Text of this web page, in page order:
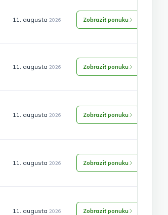
11. augusta 2026 Zobraziť ponuku
11. augusta 2026 Zobraziť ponuku
11. augusta 2026 Zobraziť ponuku
11. augusta 2026 Zobraziť ponuku
11. augusta 2026 Zobraziť ponuku